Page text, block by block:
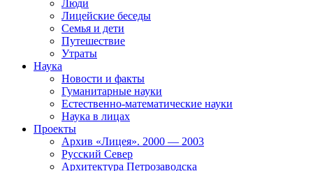
Люди
Лицейские беседы
Семья и дети
Путешествие
Утраты
Наука
Новости и факты
Гуманитарные науки
Естественно-математические науки
Наука в лицах
Проекты
Архив «Лицея». 2000 — 2003
Русский Север
Архитектура Петрозаводска